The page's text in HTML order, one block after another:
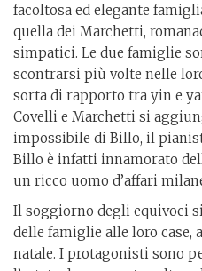
facoltosa ed elegante
quella dei Marchetti,
simpatici. Le due famiglie
scontrarsi più volte nelle
sorta di rapporto tra yin e
Covelli e Marchetti si
impossibile di Billo, il
Billo è infatti innamorato
un ricco uomo d’affari
Il soggiorno degli equivoci
delle famiglie alle loro case,
natale. I protagonisti sono